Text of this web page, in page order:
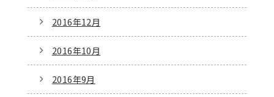
2016年12月
2016年10月
2016年9月